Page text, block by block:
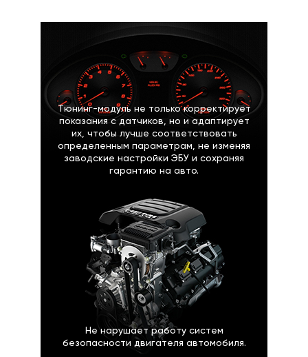
Тюнинг-модуль не только корректирует
показания с датчиков, но и адаптирует
их, чтобы лучше соответствовать
определенным параметрам, не изменяя
заводские настройки ЭБУ и сохраняя
гарантию на авто.
Не нарушает работу систем
безопасности двигателя автомобиля.